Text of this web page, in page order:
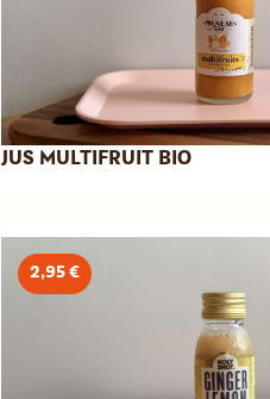
JUS MULTIFRUIT BIO
2,95 €